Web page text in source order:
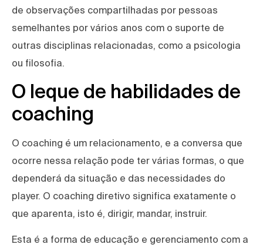
de observações compartilhadas por pessoas
semelhantes por vários anos com o suporte de
outras disciplinas relacionadas, como a psicologia
ou filosofia.
O leque de habilidades de
coaching
O coaching é um relacionamento, e a conversa que
ocorre nessa relação pode ter várias formas, o que
dependerá da situação e das necessidades do
player. O coaching diretivo significa exatamente o
que aparenta, isto é, dirigir, mandar, instruir.
Esta é a forma de educação e gerenciamento com a